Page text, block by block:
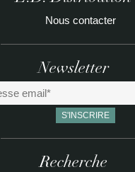
Nous contacter
Newsletter
Recherche